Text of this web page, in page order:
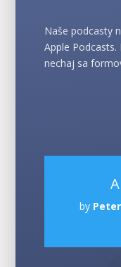
Naše podcasty
Apple
nechaj sa
by